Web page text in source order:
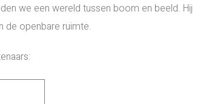
we een wereld tussen boom en beeld. Hij
de openbare ruimte.